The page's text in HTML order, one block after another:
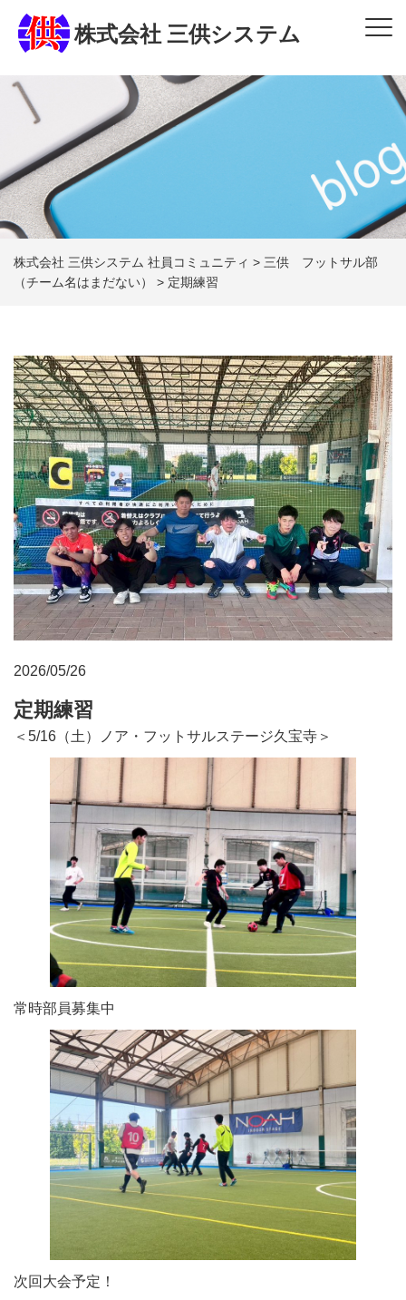
株式会社 三供システム
株式会社 三供システム 社員コミュニティ > 三供 フットサル部
（チーム名はまだない）
> 定期練習
2026/05/26
定期練習
＜5/16（土）ノア・フットサルステージ久宝寺＞
常時部員募集中
次回大会予定！